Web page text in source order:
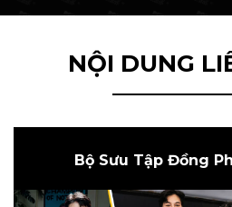
NỘI DUNG
Bộ Sưu Tập Đồng